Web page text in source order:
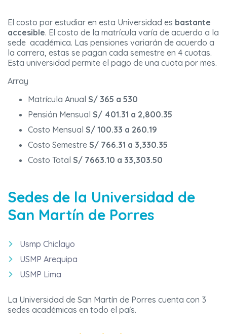
El costo por estudiar en esta Universidad es bastante
accesible. El costo de la matrícula varía de acuerdo a la
sede académica. Las pensiones variarán de acuerdo a
la carrera, estas se pagan cada semestre en 4 cuotas.
Esta universidad permite el pago de una cuota por mes.
Array
Matrícula Anual S/ 365 a 530
Pensión Mensual S/ 401.31 a 2,800.35
Costo Mensual S/ 100.33 a 260.19
Costo Semestre S/ 766.31 a 3,330.35
Costo Total S/ 7663.10 a 33,303.50
Sedes de la Universidad de
San Martín de Porres
Usmp Chiclayo
USMP Arequipa
USMP Lima
La Universidad de San Martín de Porres cuenta con 3
sedes académicas en todo el país.